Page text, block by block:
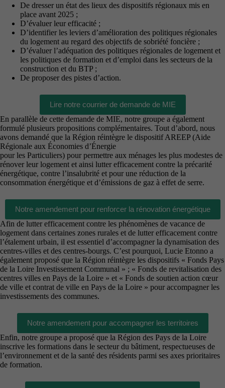
De dresser un état des lieux des dispositifs régionaux mis en
place avant 2025 ;
D’évaluer leur efficacité ;
D’identifier les leviers d’amélioration des politiques régionales
du logement au regard des objectifs de sobriété foncière ;
D’évaluer l’adéquation des politiques régionales de logement et
les politiques de formation et d’emploi dans les secteurs de la
construction et du BTP ;
De proposer des pistes d’action.
Lire notre courrier de demande de MIE
En parallèle de cette demande de MIE, notre groupe a également
formulé plusieurs propositions complémentaires. Tout d’abord, nous
avons demandé que la Région réintègre le dispositif AREEP (Aide
Régionale aux Économies d’Énergie
pour les Particuliers) pour permettre aux ménages les plus modestes de
rénover leur logement et ainsi lutter efficacement contre la précarité
énergétique, contre l’insalubrité et pour une réduction de la
consommation énergétique et d’émissions de gaz à effet de serre.
Notre amendement pour renforcer la rénovation énergétique
Afin de lutter efficacement contre les phénomènes de vacance de
logement dans certaines zones rurales et de lutter efficacement contre
l’étalement urbain, il est essentiel d’accompagner la dynamisation des
centres-villes et des centres-bourgs. C’est pourquoi, Lucie Etonno a
également proposé que la Région réintègre les dispositifs « Fonds Pays
de la Loire Investissement Communal » ; « Fonds de revitalisation des
centres villes en Pays de la Loire » et « Fonds de soutien action cœur
de ville et contrat de ville en Pays de la Loire » pour accompagner les
investissements des communes.
Notre amendement pour accompagner les territoires
Enfin, notre groupe a proposé que la Région des Pays de la Loire
inscrive les formations dans le secteur du bâtiment, respectueuses de
l’environnement et de la santé des résidents parmi ses axes prioritaires
de formation.